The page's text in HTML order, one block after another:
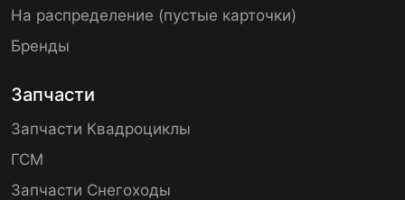
На распределение (пустые карточки)
Бренды
Запчасти
Запчасти Квадроциклы
ГСМ
Запчасти Снегоходы